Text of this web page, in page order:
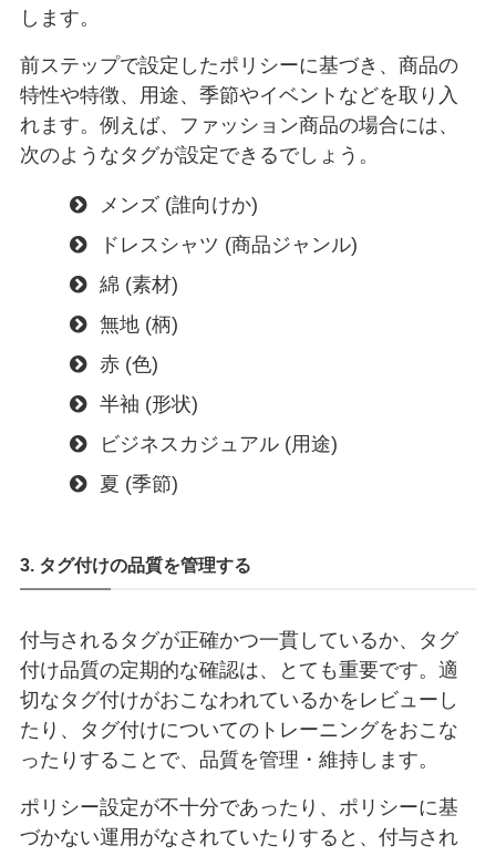
します。
前ステップで設定したポリシーに基づき、商品の
特性や特徴、用途、季節やイベントなどを取り入
れます。例えば、ファッション商品の場合には、
次のようなタグが設定できるでしょう。
メンズ (誰向けか)
ドレスシャツ (商品ジャンル)
綿 (素材)
無地 (柄)
赤 (色)
半袖 (形状)
ビジネスカジュアル (用途)
夏 (季節)
3. タグ付けの品質を管理する
付与されるタグが正確かつ一貫しているか、タグ
付け品質の定期的な確認は、とても重要です。適
切なタグ付けがおこなわれているかをレビューし
たり、タグ付けについてのトレーニングをおこな
ったりすることで、品質を管理・維持します。
ポリシー設定が不十分であったり、ポリシーに基
づかない運用がなされていたりすると、付与され